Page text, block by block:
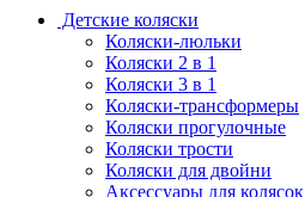
Детские коляски
Коляски-люльки
Коляски 2 в 1
Коляски 3 в 1
Коляски-трансформеры
Коляски прогулочные
Коляски трости
Коляски для двойни
Аксессуары для колясок